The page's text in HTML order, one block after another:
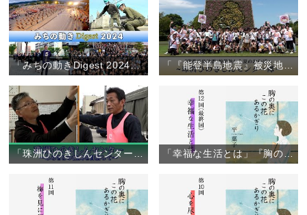
「みちの動きDigest 2024」（2024年1月～12月） 「『能登半島地震』被災地から夏のおぢばへ ～珠洲ひのきしんセンター隊～」（2024年7月29日～31日）
「珠洲ひのきしんセンター」～ふるさとの復興をめざして～ 「幸福な生活とは」『胸の奥にこの花あるかぎり』（12）